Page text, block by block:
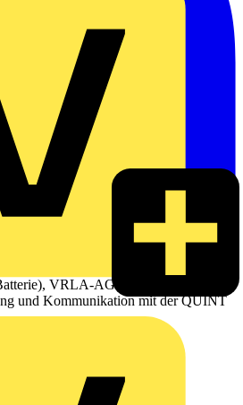
VRLA-AGM, 24 V DC, 1,2
und Kommunikation mit der QUINT